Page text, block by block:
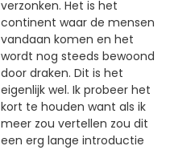
verzonken. Het is het
continent waar de mensen
vandaan komen en het
wordt nog steeds bewoond
door draken. Dit is het
eigenlijk wel. Ik probeer het
kort te houden want als ik
meer zou vertellen zou dit
een erg lange introductie